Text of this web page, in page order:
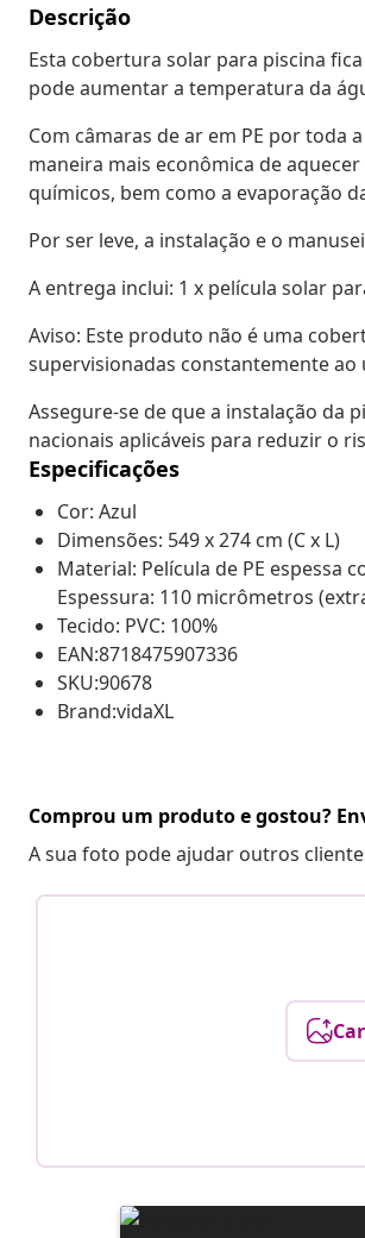
Descrição
Esta cobertura solar para piscina
pode aumentar a temperatura da
Com câmaras de ar em PE por toda
maneira mais econômica de
químicos, bem como a evaporação
Por ser leve, a instalação e o
A entrega inclui: 1 x película solar
Aviso: Este produto não é uma
supervisionadas constantemente
Assegure-se de que a instalação da
nacionais aplicáveis para reduzir o
Especificações
Cor: Azul
Dimensões: 549 x 274 cm (C x L)
Material: Película de PE espessa
Espessura: 110 micrômetros
Tecido: PVC: 100%
EAN:8718475907336
SKU:90678
Brand:vidaXL
Comprou um produto e gostou?
A sua foto pode ajudar outros